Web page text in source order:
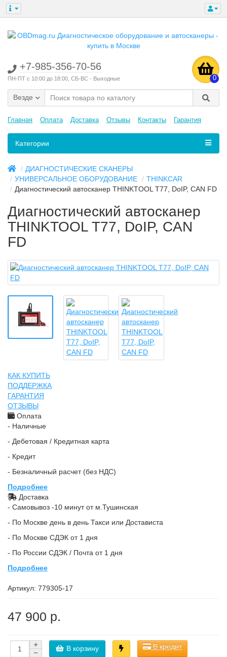
+7-985-356-70-56
ПН-ПТ с 10:00 до 18:00, СБ-ВС - Выходные 0
Везде
Главная Оплата Доставка Отзывы Контакты Гарантия
Категории
ДИАГНОСТИЧЕСКИЕ СКАНЕРЫ
УНИВЕРСАЛЬНОЕ ОБОРУДОВАНИЕ
THINKCAR
Диагностический автосканер THINKTOOL T77, DoIP, CAN FD
Диагностический автосканер
THINKTOOL T77, DoIP, CAN
FD
КАК КУПИТЬ
ПОДДЕРЖКА
ГАРАНТИЯ
ОТЗЫВЫ
Оплата
- Наличные
- Дебетовая / Кредитная карта
- Кредит
- Безналичный расчет (без НДС)
Подробнее
Доставка
- Самовывоз -10 минут от м.Тушинская
- По Москве день в день Такси или Достависта
- По Москве СДЭК от 1 дня
- По России СДЭК / Почта от 1 дня
Подробнее
Артикул: 779305-17
47 900 р.
В корзину В кредит